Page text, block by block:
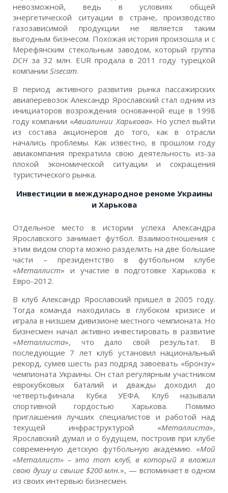
невозможной, ведь в условиях общей
энергетической ситуации в стране, производство
газозависимой продукции не является таким
выгодным бизнесом. Похожая история произошла и с
Мерефянским стекольным заводом, который группа
DCH за 32 млн. EUR продала в 2011 году турецкой
компании Sisecam.
В период активного развития рынка пассажирских
авиаперевозок Александр Ярославский стал одним из
инициаторов возрождения основанной еще в 1998
году компании «Авиалинии Харькова». Но успел выйти
из состава акционеров до того, как в отрасли
начались проблемы. Как известно, в прошлом году
авиакомпания прекратила свою деятельность из-за
плохой экономической ситуации и сокращения
туристического рынка.
Инвестиции в международное реноме Украины
и Харькова
Отдельное место в истории успеха Александра
Ярославского занимает футбол. Взаимоотношения с
этим видом спорта можно разделить на две большие
части – президентство в футбольном клубе
«Металлист» и участие в подготовке Харькова к
Евро-2012.
В клуб Александр Ярославский пришел в 2005 году.
Тогда команда находилась в глубоком кризисе и
играла в низшем дивизионе местного чемпионата. Но
бизнесмен начал активно инвестировать в развитие
«Металлиста», что дало свой результат. В
последующие 7 лет клуб установил национальный
рекорд, сумев шесть раз подряд завоевать «бронзу»
чемпионата Украины. Он стал регулярным участником
еврокубковых баталий и дважды доходил до
четвертьфинала Кубка УЕФА. Клуб называли
спортивной гордостью Харькова. Помимо
приглашения лучших специалистов и работой над
текущей инфраструктурой «Металлиста»,
Ярославский думал и о будущем, построив при клубе
современную детскую футбольную академию. «Мой
«Металлист» – это тот клуб, в который я вложил
свою душу и свыше $200 млн.», — вспоминает в одном
из своих интервью бизнесмен.